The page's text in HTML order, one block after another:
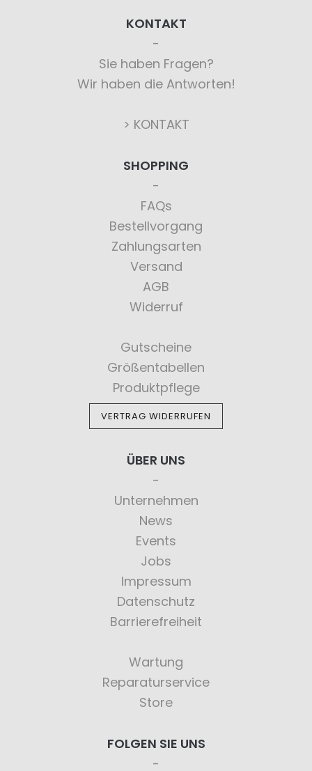
KONTAKT
Sie haben Fragen?
Wir haben die Antworten!
> KONTAKT
SHOPPING
FAQs
Bestellvorgang
Zahlungsarten
Versand
AGB
Widerruf
Gutscheine
Größentabellen
Produktpflege
VERTRAG WIDERRUFEN
ÜBER UNS
Unternehmen
News
Events
Jobs
Impressum
Datenschutz
Barrierefreiheit
Wartung
Reparaturservice
Store
FOLGEN SIE UNS